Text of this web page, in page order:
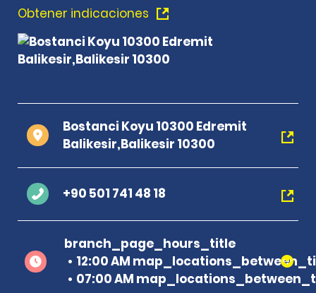
Obtener indicaciones
Bostanci Koyu 10300 Edremit
Balikesir,Balikesir 10300
+90 501 741 48 18
branch_page_hours_title
12:00 AM
07:00 AM